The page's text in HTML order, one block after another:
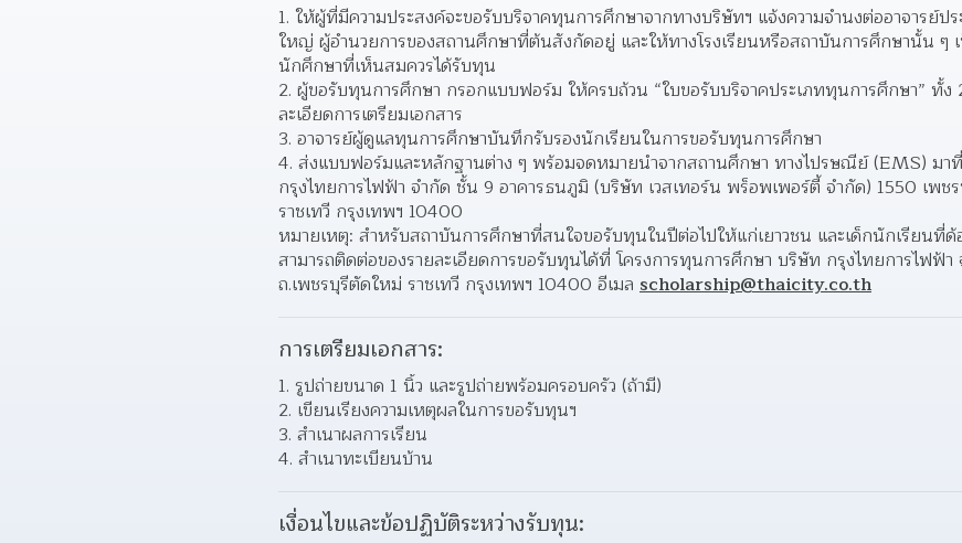
ให้ผู้ที่มีความประสงค์จะขอรับบริจาคทุนการศึกษาจากทางบริษัทฯ แจ้งความจํานงต่ออาจารย์ป
ใหญ่ ผู้อํานวยการของสถานศึกษาที่ต้นสังกัดอยู่ และให้ทางโรงเรียนหรือสถาบันการศึกษานั้น ๆ
นักศึกษาที่เห็นสมควรได้รับทุน
ผู้ขอรับทุนการศึกษา กรอกแบบฟอร์ม ให้ครบถ้วน “ใบขอรับบริจาคประเภททุนการศึกษา” ทั้ง
ละเอียดการเตรียมเอกสาร
อาจารย์ผู้ดูแลทุนการศึกษาบันทึกรับรองนักเรียนในการขอรับทุนการศึกษา
ส่งแบบฟอร์มและหลักฐานต่าง ๆ พร้อมจดหมายนําจากสถานศึกษา ทางไปรษณีย์ (EMS) ม
กรุงไทยการไฟฟ้า จํากัด ชั้น 9 อาคารธนภูมิ (บริษัท เวสเทอร์น พร็อพเพอร์ตี้ จํากัด) 1550 เพช
ราชเทวี กรุงเทพฯ 10400
หมายเหตุ: สําหรับสถาบันการศึกษาที่สนใจขอรับทุนในปีต่อไปให้แก่เยาวชน และเด็กนักเรียนที่ด้
สามารถติดต่อของรายละเอียดการขอรับทุนได้ที่ โครงการทุนการศึกษา บริษัท กรุงไทยการไฟฟ้
ถ.เพชรบุรีตัดใหม่ ราชเทวี กรุงเทพฯ 10400 อีเมล scholarship@thaicity.co.th
การเตรียมเอกสาร:
รูปถ่ายขนาด 1 นิ้ว และรูปถ่ายพร้อมครอบครัว (ถ้ามี)
เขียนเรียงความเหตุผลในการขอรับทุนฯ
สําเนาผลการเรียน
สําเนาทะเบียนบ้าน
เงื่อนไขและข้อปฏิบัติระหว่างรับทุน: